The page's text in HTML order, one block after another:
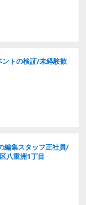
トの検証/未経験歓
編集スタッフ正社員/
八重洲1丁目